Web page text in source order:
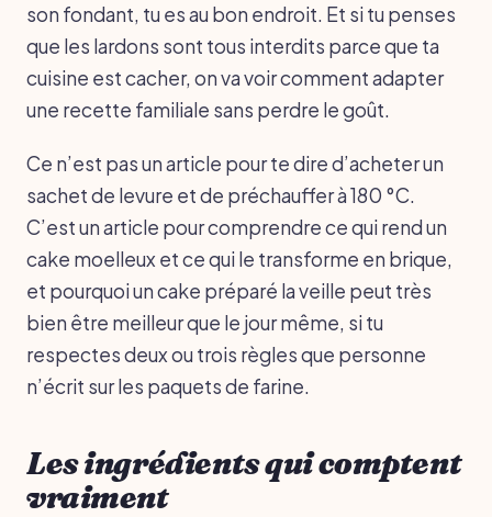
son fondant, tu es au bon endroit. Et si tu penses
que les lardons sont tous interdits parce que ta
cuisine est cacher, on va voir comment adapter
une recette familiale sans perdre le goût.
Ce n’est pas un article pour te dire d’acheter un
sachet de levure et de préchauffer à 180 °C.
C’est un article pour comprendre ce qui rend un
cake moelleux et ce qui le transforme en brique,
et pourquoi un cake préparé la veille peut très
bien être meilleur que le jour même, si tu
respectes deux ou trois règles que personne
n’écrit sur les paquets de farine.
Les ingrédients qui comptent
vraiment